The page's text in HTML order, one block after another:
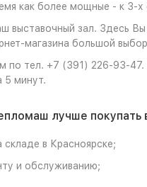
как более мощные - к 3-
выставочный зал. Здесь
магазина большой
по тел. +7 (391) 226-93-
5 минут.
лучше покупать
в Красноярске;
и обслуживанию;